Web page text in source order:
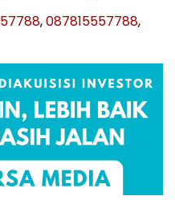
,087815557788,